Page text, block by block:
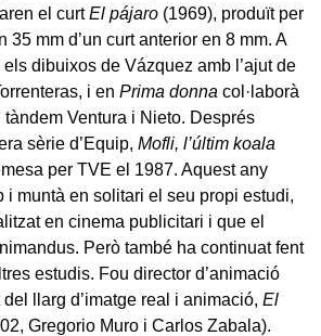
el curtEl pájaro (1969), produït per
35 mm d’un curt anterior en 8 mm. A
dibuixos de Vázquez amb l’ajut de
i en Prima donna col·laborà
Ventura i Nieto. Després
sèrie d’Equip, Mofli, l’últim koala
per TVE el 1987. Aquest any
i muntà en solitari el seu propi estudi,
en cinema publicitari i que el
Però també ha continuat fent
estudis. Fou director d’animació
llarg d’imatge real i animació, El
Gregorio Muro i Carlos Zabala).